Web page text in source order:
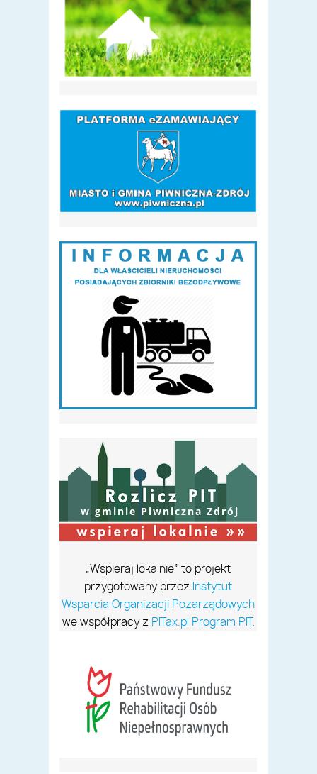
w gminie Piwniczna Zdrój
„Wspieraj lokalnie” to projekt
przygotowany przez Instytut
Wsparcia Organizacji Pozarządowych
we współpracy z PITax.pl Program PIT